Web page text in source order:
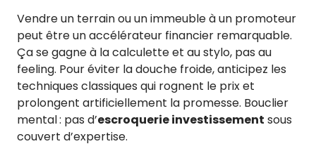
Vendre un terrain ou un immeuble à un promoteur
peut être un accélérateur financier remarquable.
Ça se gagne à la calculette et au stylo, pas au
feeling. Pour éviter la douche froide, anticipez les
techniques classiques qui rognent le prix et
prolongent artificiellement la promesse. Bouclier
mental : pas d’escroquerie investissement sous
couvert d’expertise.